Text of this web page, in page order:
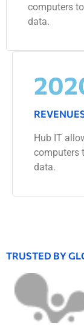
computers
data.
Hub IT
computers
data.
TRUSTED BY